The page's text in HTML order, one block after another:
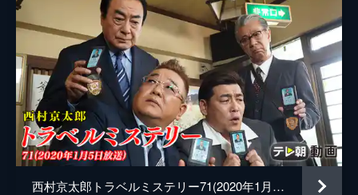
西村京太郎トラベルミステリー71(2020年1月5日放送)